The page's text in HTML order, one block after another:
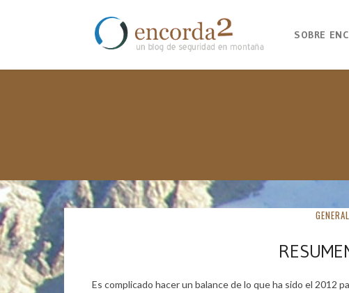
SOBRE
GENERAL
Es complicado hacer un balance de lo que ha sido el 2012